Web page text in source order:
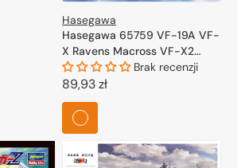
Hasegawa
Hasegawa 65759 VF-19A VF-
X Ravens Macross VF-X2
Limited Edition 1/72Brak recenzji
Cena
regularna
89,93 zł